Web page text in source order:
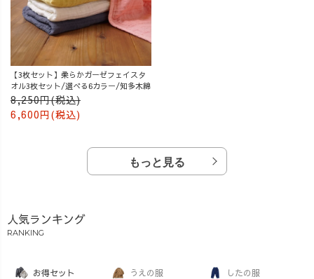
【3枚セット】柔らかガーゼフェイスタ
オル3枚セット/選べる6カラー/知多木綿
8,250円(税込)
6,600円(税込)
もっと見る
人気ランキング
RANKING
お得セット うえの服 したの服